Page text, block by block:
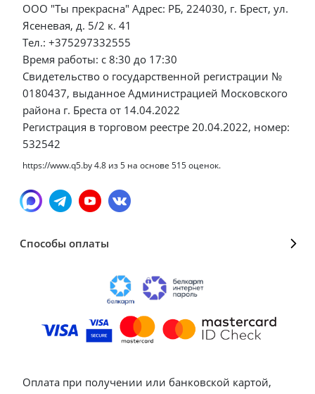
ООО "Ты прекрасна" Адрес: РБ, 224030, г. Брест, ул.
Ясеневая, д. 5/2 к. 41
Тел.: +375297332555
Время работы: с 8:30 до 17:30
Свидетельство о государственной регистрации №
0180437, выданное Администрацией Московского
района г. Бреста от 14.04.2022
Регистрация в торговом реестре 20.04.2022, номер:
532542
https://www.q5.by4.8 из5 на основе 515оценок.
Способы оплаты
Оплата при получении или банковской картой,